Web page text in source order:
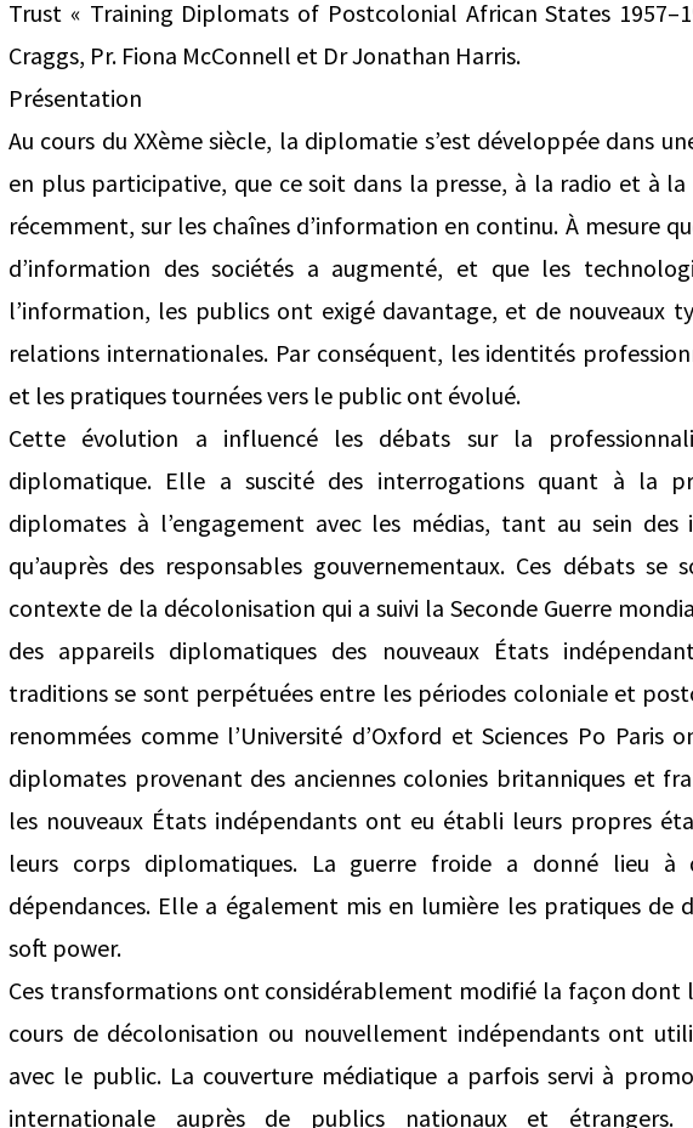
Trust « Training Diplomats of Postcolonial African States
Craggs, Pr. Fiona McConnell et Dr Jonathan Harris.
Présentation
Au cours du XXème siècle, la diplomatie s’est développée dans
en plus participative, que ce soit dans la presse, à la radio et à
récemment, sur les chaînes d’information en continu. À mesure
d’information des sociétés a augmenté, et que les
l’information, les publics ont exigé davantage, et de nouveaux
relations internationales. Par conséquent, les identités
et les pratiques tournées vers le public ont évolué.
Cette évolution a influencé les débats sur la
diplomatique. Elle a suscité des interrogations quant à la
diplomates à l’engagement avec les médias, tant au sein
qu’auprès des responsables gouvernementaux. Ces débats se
contexte de la décolonisation qui a suivi la Seconde Guerre
des appareils diplomatiques des nouveaux États
traditions se sont perpétuées entre les périodes coloniale et
renommées comme l’Université d’Oxford et Sciences Po Paris
diplomates provenant des anciennes colonies britanniques et
les nouveaux États indépendants ont eu établi leurs propres
leurs corps diplomatiques. La guerre froide a donné lieu à
dépendances. Elle a également mis en lumière les pratiques
soft power.
Ces transformations ont considérablement modifié la façon dont
cours de décolonisation ou nouvellement indépendants ont
avec le public. La couverture médiatique a parfois servi à
internationale auprès de publics nationaux et étrangers.